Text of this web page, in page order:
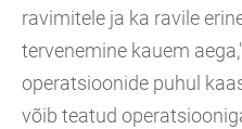
ravimitele ja ka ravile
tervenemine kauem
operatsioonide puhul
võib teatud